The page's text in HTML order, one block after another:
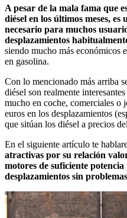
A pesar de la mala fama que
diésel en los últimos meses,
necesario para muchos
desplazamientos
siendo mucho más económicos
en gasolina.
Con lo mencionado más arriba
diésel son realmente
mucho en coche, comerciales o
euros en los desplazamientos
que sitúan los diésel a precios
En el siguiente artículo te
atractivas por su relación
motores de suficiente
desplazamientos sin